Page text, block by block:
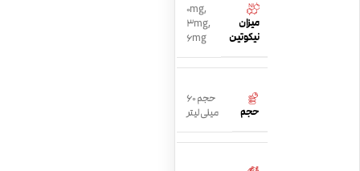
میزان
نیکوتین
0mg,
3mg,
6mg
حجم
حجم 60
میلی لیتر